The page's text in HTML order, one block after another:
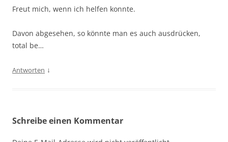
Freut mich, wenn ich helfen konnte.
Davon abgesehen, so könnte man es auch ausdrücken,
total be…
Antworten ↓
Schreibe einen Kommentar